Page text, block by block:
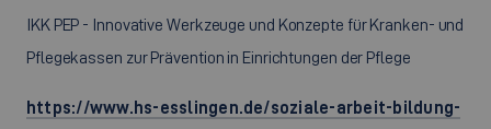
IKK PEP - Innovative Werkzeuge und Konzepte für Kranken- und
Pflegekassen zur Prävention in Einrichtungen der Pflege
https://www.hs-esslingen.de/soziale-arbeit-bildung-